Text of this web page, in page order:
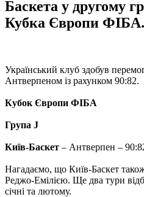
Баскета у другому
Кубка Європи ФІБА.
Український клуб здобув
Антверпеном із рахунком 90:82.
Кубок Європи ФІБА
Група J
Київ-Баскет – Антверпен –
Нагадаємо, що Київ-Баскет
Реджо-Емілією. Ще два тури
січні та лютому.